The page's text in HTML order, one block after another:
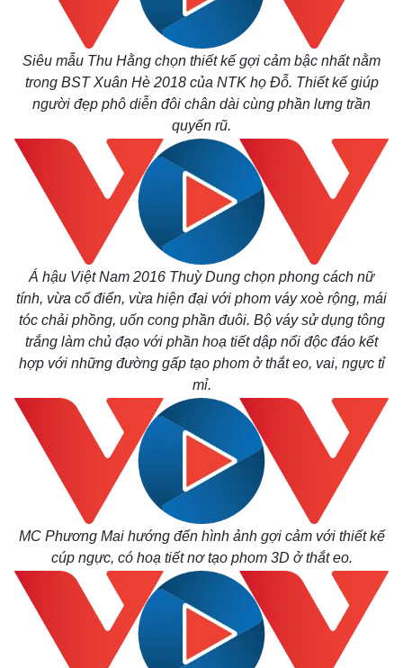
Thể thao
Bóng đá
Lịch thi đấu bóng đá
Thế giới thể thao
Ô tô - Xe máy
Xe máy
Siêu mẫu Thu Hằng chọn thiết kế gợi cảm bậc nhất nằm
trong BST Xuân Hè 2018 của NTK họ Đỗ. Thiết kế giúp
người đẹp phô diễn đôi chân dài cùng phần lưng trần
quyến rũ.
Á hậu Việt Nam 2016 Thuỳ Dung chọn phong cách nữ
tính, vừa cổ điển, vừa hiện đại với phom váy xoè rộng, mái
tóc chải phồng, uốn cong phần đuôi. Bộ váy sử dụng tông
trắng làm chủ đạo với phần hoạ tiết dập nổi độc đáo kết
hợp với những đường gấp tạo phom ở thắt eo, vai, ngực tỉ
mỉ.
MC Phương Mai hướng đến hình ảnh gợi cảm với thiết kế
cúp ngực, có hoạ tiết nơ tạo phom 3D ở thắt eo.